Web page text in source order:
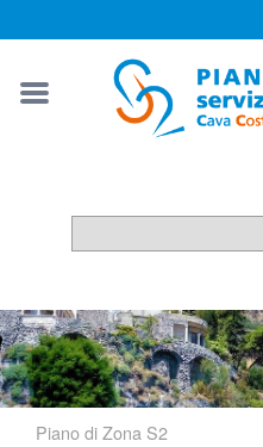
Piano di Zona S2